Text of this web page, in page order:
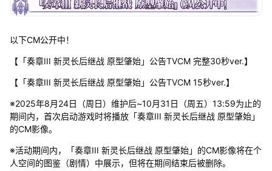
以下CM公开中！
【「奏章III 新灵长后继战 原型肇始」公告TVCM 完整30秒ver.】
【「奏章III 新灵长后继战 原型肇始」公告TVCM 15秒ver.】
※2025年8月24日（周日）维护后~10月31日（周五）13:59为止的
期间内，首次启动游戏时将播放「奏章III 新灵长后继战 原型肇始」
的CM影像。
※活动期间内，「奏章III 新灵长后继战 原型肇始」的CM影像将在个
人空间的图鉴（剧情）中展示，但将在期间结束后被删除。